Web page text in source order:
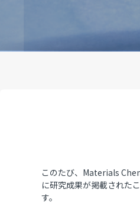
このたび、Materials
に研究成果が掲載された
す。